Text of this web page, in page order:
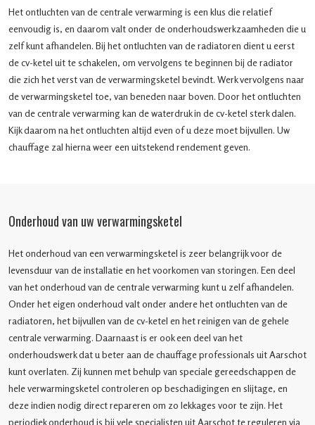
Het ontluchten van de centrale verwarming is een klus die relatief
eenvoudig is, en daarom valt onder de onderhoudswerkzaamheden die u
zelf kunt afhandelen. Bij het ontluchten van de radiatoren dient u eerst
de cv-ketel uit te schakelen, om vervolgens te beginnen bij de radiator
die zich het verst van de verwarmingsketel bevindt. Werk vervolgens naar
de verwarmingsketel toe, van beneden naar boven. Door het ontluchten
van de centrale verwarming kan de waterdruk in de cv-ketel sterk dalen.
Kijk daarom na het ontluchten altijd even of u deze moet bijvullen. Uw
chauffage zal hierna weer een uitstekend rendement geven.
Onderhoud van uw verwarmingsketel
Het onderhoud van een verwarmingsketel is zeer belangrijk voor de
levensduur van de installatie en het voorkomen van storingen. Een deel
van het onderhoud van de centrale verwarming kunt u zelf afhandelen.
Onder het eigen onderhoud valt onder andere het ontluchten van de
radiatoren, het bijvullen van de cv-ketel en het reinigen van de gehele
centrale verwarming. Daarnaast is er ook een deel van het
onderhoudswerk dat u beter aan de chauffage professionals uit Aarschot
kunt overlaten. Zij kunnen met behulp van speciale gereedschappen de
hele verwarmingsketel controleren op beschadigingen en slijtage, en
deze indien nodig direct repareren om zo lekkages voor te zijn. Het
periodiek onderhoud is bij vele specialisten uit Aarschot te reguleren via